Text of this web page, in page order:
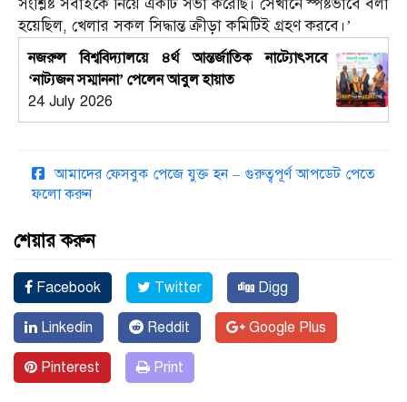
সংশ্লিষ্ট সবাইকে নিয়ে একটি সভা করেছি। সেখানে স্পষ্টভাবে বলা
হয়েছিল, খেলার সকল সিদ্ধান্ত ক্রীড়া কমিটিই গ্রহণ করবে।’
নজরুল বিশ্ববিদ্যালয়ে ৪র্থ আন্তর্জাতিক নাট্যোৎসবে
‘নাট্যজন সম্মাননা’ পেলেন আবুল হায়াত
24 July 2026
আমাদের ফেসবুক পেজে যুক্ত হন – গুরুত্বপূর্ণ আপডেট পেতে
ফলো করুন
শেয়ার করুন
Facebook Twitter Digg
Linkedin Reddit Google Plus
Pinterest Print